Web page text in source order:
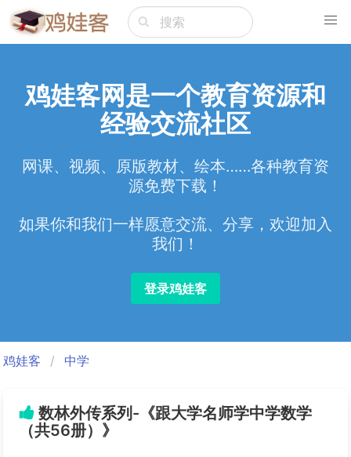
鸡娃客网是一个教育资源和
经验交流社区
网课、视频、原版教材、绘本……各种教育资
源免费下载！
如果你和我们一样愿意交流、分享，欢迎加入
我们！
登录鸡娃客
鸡娃客 中学
数林外传系列-《跟大学名师学中学数学
（共56册）》